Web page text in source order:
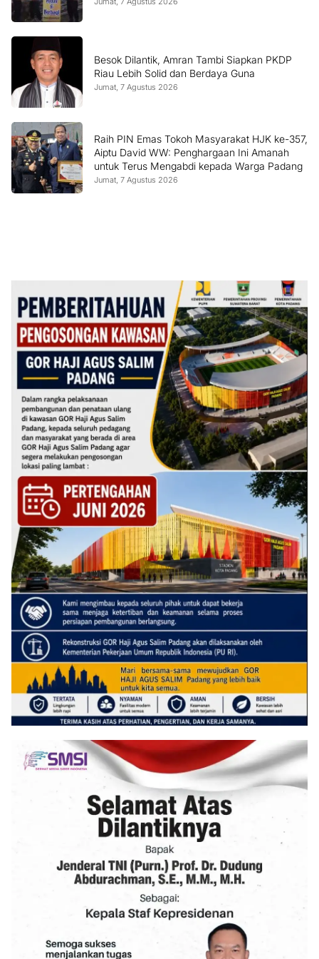
Besok Dilantik, Amran Tambi Siapkan PKDP
Riau Lebih Solid dan Berdaya Guna
Jumat, 7 Agustus 2026
Raih PIN Emas Tokoh Masyarakat HJK ke-357,
Aiptu David WW: Penghargaan Ini Amanah
untuk Terus Mengabdi kepada Warga Padang
Jumat, 7 Agustus 2026